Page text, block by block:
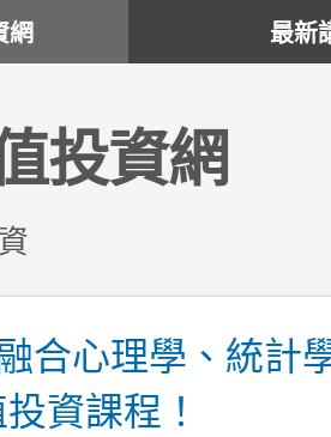
網 最新
投資網
合心理學、統計
資課程！